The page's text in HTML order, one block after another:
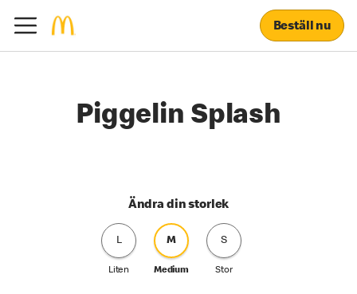
Beställ nu
Piggelin Splash
Ändra din storlek
L
Liten
M
Medium
S
Stor